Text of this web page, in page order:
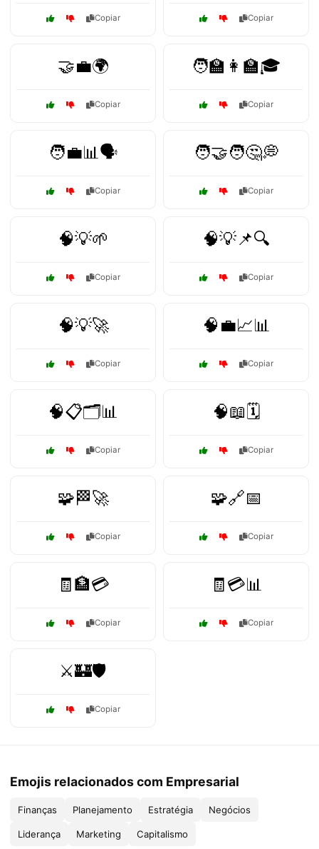
Copiar Copiar
🤝💼🌍
Copiar
🧑‍🏫👩‍🏫🎓
Copiar
🧑‍💼📊🗣️
Copiar
🧑‍🤝‍🧑🤔💭
Copiar
🧠💡🌱
Copiar
🧠💡📌🔍
Copiar
🧠💡🚀
Copiar
🧠💼📈📊
Copiar
🧠📋🗂️📊
Copiar
🧠📖🗓️
Copiar
🧩🏁🚀
Copiar
🧩🔗📅
Copiar
🧾🏦💳
Copiar
🧾💳📊
Copiar
⚔️🏰🛡️
Copiar
Emojis relacionados com Empresarial
Finanças Planejamento Estratégia Negócios
Liderança Marketing Capitalismo